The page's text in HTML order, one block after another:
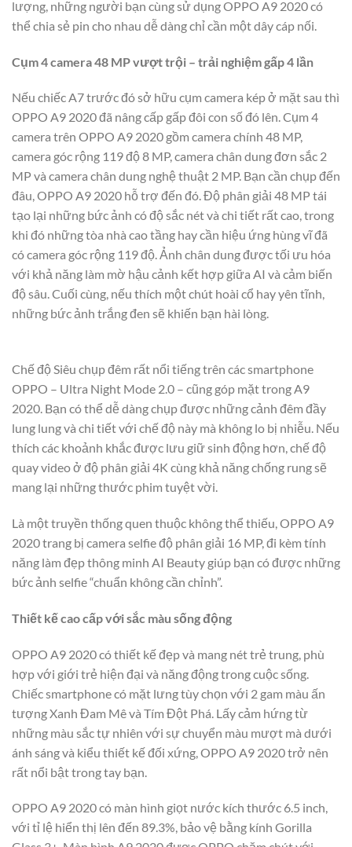
lượng, những người bạn cùng sử dụng OPPO A9 2020 có
thể chia sẻ pin cho nhau dễ dàng chỉ cần một dây cáp nối.
Cụm 4 camera 48 MP vượt trội – trải nghiệm gấp 4 lần
Nếu chiếc A7 trước đó sở hữu cụm camera kép ở mặt sau thì
OPPO A9 2020 đã nâng cấp gấp đôi con số đó lên. Cụm 4
camera trên OPPO A9 2020 gồm camera chính 48 MP,
camera góc rộng 119 độ 8 MP, camera chân dung đơn sắc 2
MP và camera chân dung nghệ thuật 2 MP. Bạn cần chụp đến
đâu, OPPO A9 2020 hỗ trợ đến đó. Độ phân giải 48 MP tái
tạo lại những bức ảnh có độ sắc nét và chi tiết rất cao, trong
khi đó những tòa nhà cao tầng hay cần hiệu ứng hùng vĩ đã
có camera góc rộng 119 độ. Ảnh chân dung được tối ưu hóa
với khả năng làm mờ hậu cảnh kết hợp giữa AI và cảm biến
độ sâu. Cuối cùng, nếu thích một chút hoài cổ hay yên tĩnh,
những bức ảnh trắng đen sẽ khiến bạn hài lòng.
Chế độ Siêu chụp đêm rất nổi tiếng trên các smartphone
OPPO – Ultra Night Mode 2.0 – cũng góp mặt trong A9
2020. Bạn có thể dễ dàng chụp được những cảnh đêm đầy
lung lung và chi tiết với chế độ này mà không lo bị nhiễu. Nếu
thích các khoảnh khắc được lưu giữ sinh động hơn, chế độ
quay video ở độ phân giải 4K cùng khả năng chống rung sẽ
mang lại những thước phim tuyệt vời.
Là một truyền thống quen thuộc không thể thiếu, OPPO A9
2020 trang bị camera selfie độ phân giải 16 MP, đi kèm tính
năng làm đẹp thông minh AI Beauty giúp bạn có được những
bức ảnh selfie “chuẩn không cần chỉnh”.
Thiết kế cao cấp với sắc màu sống động
OPPO A9 2020 có thiết kế đẹp và mang nét trẻ trung, phù
hợp với giới trẻ hiện đại và năng động trong cuộc sống.
Chiếc smartphone có mặt lưng tùy chọn với 2 gam màu ấn
tượng Xanh Đam Mê và Tím Đột Phá. Lấy cảm hứng từ
những màu sắc tự nhiên với sự chuyển màu mượt mà dưới
ánh sáng và kiểu thiết kế đối xứng, OPPO A9 2020 trở nên
rất nổi bật trong tay bạn.
OPPO A9 2020 có màn hình giọt nước kích thước 6.5 inch,
với tỉ lệ hiển thị lên đến 89.3%, bảo vệ bằng kính Gorilla